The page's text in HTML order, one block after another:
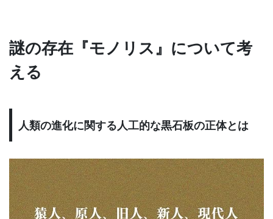
謎の存在『モノリス』について考
える
人類の進化に関する人工的な黒石板の正体とは